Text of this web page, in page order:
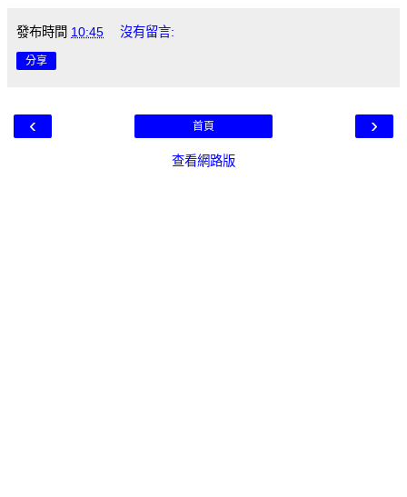
發布時間 10:45 沒有留言:
分享
‹ ›
首頁
查看網路版